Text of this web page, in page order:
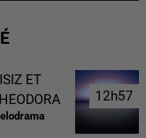
ET
12h57
12h57